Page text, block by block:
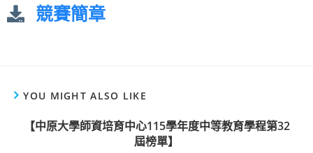
競賽簡章
YOU MIGHT ALSO LIKE
【中原大學師資培育中心115學年度中等教育學程第32
屆榜單】